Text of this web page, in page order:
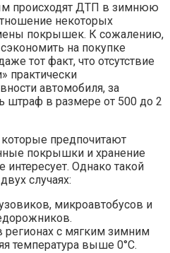
происходят ДТП в зимнюю
некоторых
покрышек. К сожалению,
на покупке
тот факт, что отсутствие
практически
автомобиля, за
штраф в размере от 500 до 2
которые предпочитают
покрышки и хранение
Однако такой
случаях:
микроавтобусов и
регионах с мягким зимним
температура выше 0°C.